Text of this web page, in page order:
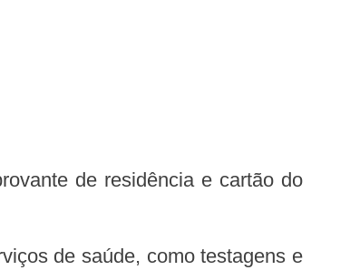
de saúde, como testagens e